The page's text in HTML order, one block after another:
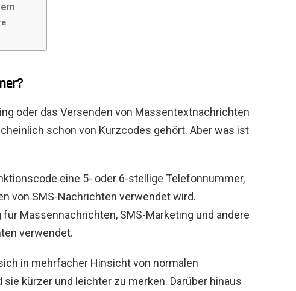
oder das Versenden von Massentextnachrichten
schon von Kurzcodes gehört. Aber was ist
eine 5- oder 6-stellige Telefonnummer,
von SMS-Nachrichten verwendet wird.
Massennachrichten, SMS-Marketing und andere
verwendet.
in mehrfacher Hinsicht von normalen
kürzer und leichter zu merken. Darüber hinaus